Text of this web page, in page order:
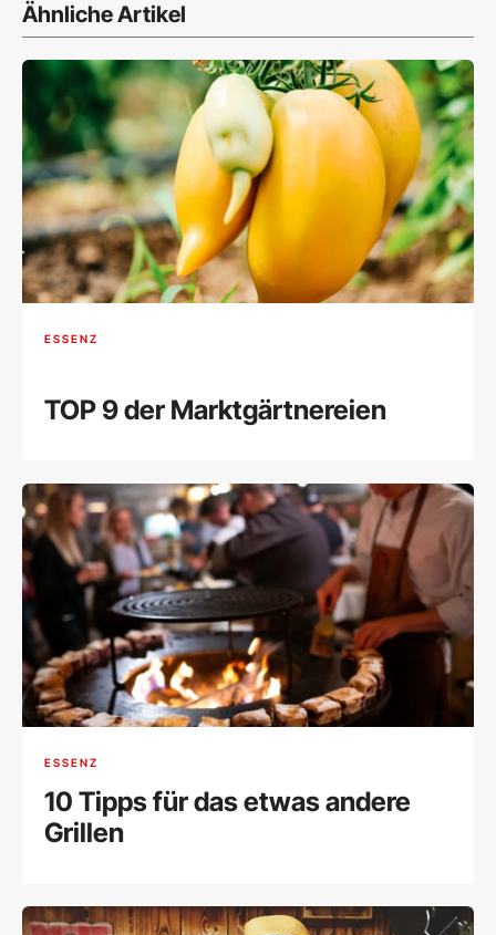
Ähnliche Artikel
ESSENZ
TOP 9 der Marktgärtnereien
ESSENZ
10 Tipps für das etwas andere
Grillen